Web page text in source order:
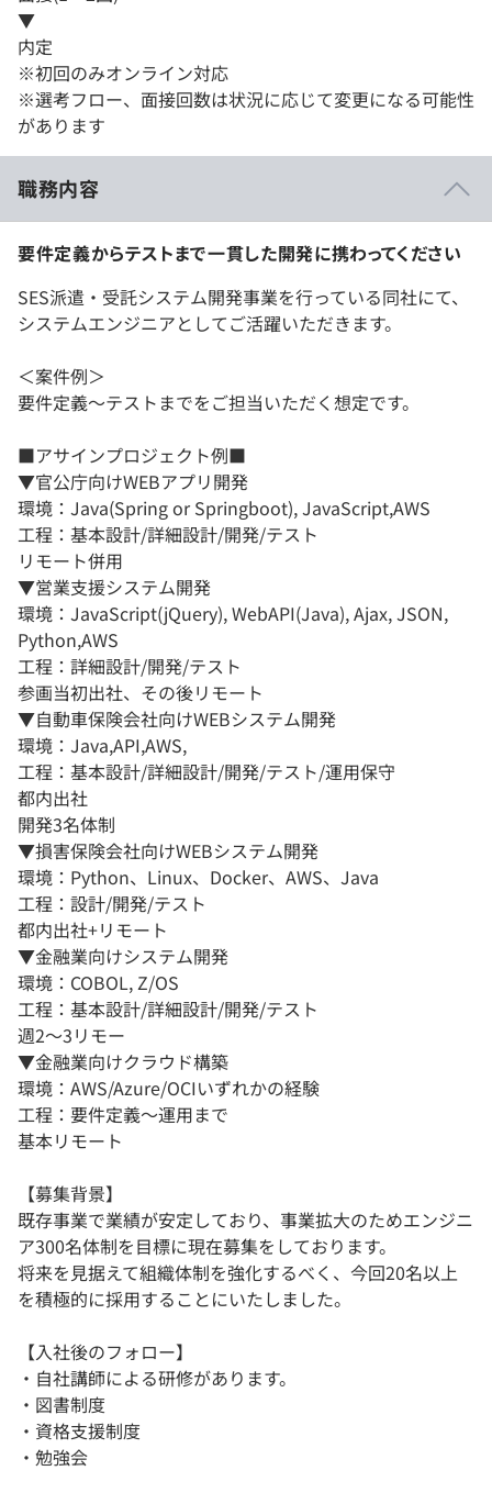
▼
内定
※初回のみオンライン対応
※選考フロー、面接回数は状況に応じて変更になる可能性
があります
職務内容
要件定義からテストまで一貫した開発に携わってください
SES派遣・受託システム開発事業を行っている同社にて、
システムエンジニアとしてご活躍いただきます。
＜案件例＞
要件定義〜テストまでをご担当いただく想定です。
■アサインプロジェクト例■
▼官公庁向けWEBアプリ開発
環境：Java(Spring or Springboot), JavaScript,AWS
工程：基本設計/詳細設計/開発/テスト
リモート併用
▼営業支援システム開発
環境：JavaScript(jQuery), WebAPI(Java), Ajax, JSON,
Python,AWS
工程：詳細設計/開発/テスト
参画当初出社、その後リモート
▼自動車保険会社向けWEBシステム開発
環境：Java,API,AWS,
工程：基本設計/詳細設計/開発/テスト/運用保守
都内出社
開発3名体制
▼損害保険会社向けWEBシステム開発
環境：Python、Linux、Docker、AWS、Java
工程：設計/開発/テスト
都内出社+リモート
▼金融業向けシステム開発
環境：COBOL, Z/OS
工程：基本設計/詳細設計/開発/テスト
週2～3リモー
▼金融業向けクラウド構築
環境：AWS/Azure/OCIいずれかの経験
工程：要件定義～運用まで
基本リモート
【募集背景】
既存事業で業績が安定しており、事業拡大のためエンジニ
ア300名体制を目標に現在募集をしております。
将来を見据えて組織体制を強化するべく、今回20名以上
を積極的に採用することにいたしました。
【入社後のフォロー】
・自社講師による研修があります。
・図書制度
・資格支援制度
・勉強会